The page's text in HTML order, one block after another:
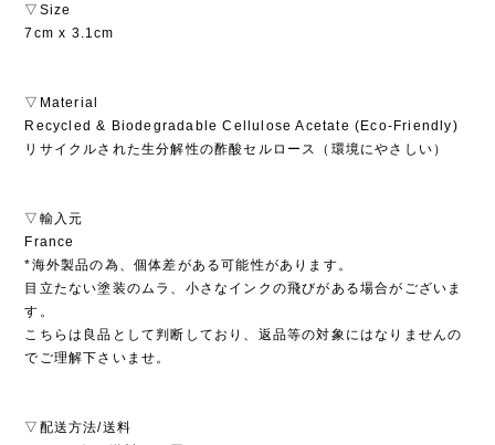
▽Size
7cm x 3.1cm
▽Material
Recycled & Biodegradable Cellulose Acetate (Eco-Friendly)
リサイクルされた生分解性の酢酸セルロース（環境にやさしい）
▽輸入元
France
*海外製品の為、個体差がある可能性があります。
目立たない塗装のムラ、小さなインクの飛びがある場合がございま
す。
こちらは良品として判断しており、返品等の対象にはなりませんの
でご理解下さいませ。
▽配送方法/送料